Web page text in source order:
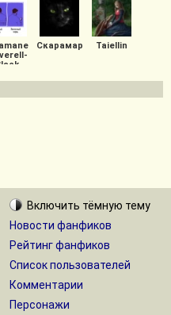
Скарамар Taiellin
Включить тёмную тему
Новости фанфиков
Рейтинг фанфиков
Список пользователей
Комментарии
Персонажи